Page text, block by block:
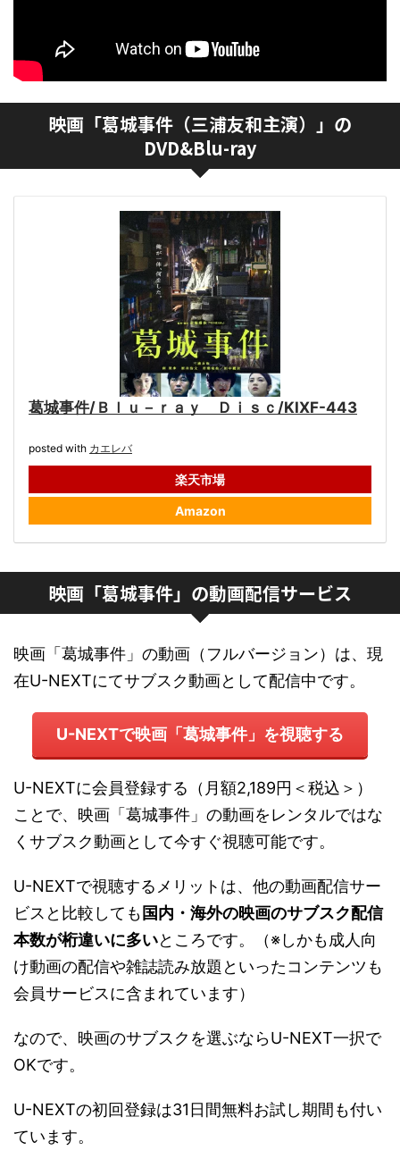
映画「葛城事件（三浦友和主演）」の
DVD&Blu-ray
葛城事件/Ｂｌｕ－ｒａｙ Ｄｉｓｃ/KIXF-443
posted with カエレバ
楽天市場
Amazon
映画「葛城事件」の動画配信サービス
映画「葛城事件」の動画（フルバージョン）は、現
在U-NEXTにてサブスク動画として配信中です。
U-NEXTで映画「葛城事件」を視聴する
U-NEXTに会員登録する（月額2,189円＜税込＞）
ことで、映画「葛城事件」の動画をレンタルではな
くサブスク動画として今すぐ視聴可能です。
U-NEXTで視聴するメリットは、他の動画配信サー
ビスと比較しても 国内・海外の映画のサブスク配信
本数が桁違いに多いところです。（※しかも成人向
け動画の配信や雑誌読み放題といったコンテンツも
会員サービスに含まれています）
なので、映画のサブスクを選ぶならU-NEXT一択で
OKです。
U-NEXTの初回登録は31日間無料お試し期間も付い
ています。